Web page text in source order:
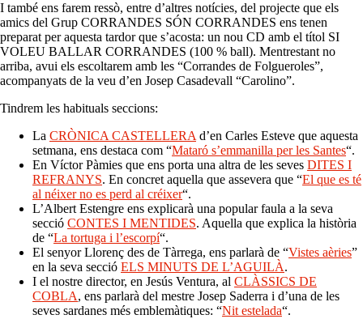
I també ens farem ressò, entre d’altres notícies, del projecte que els
amics del Grup CORRANDES SÓN CORRANDES ens tenen
preparat per aquesta tardor que s’acosta: un nou CD amb el títol SI
VOLEU BALLAR CORRANDES (100 % ball). Mentrestant no
arriba, avui els escoltarem amb les “Corrandes de Folgueroles”,
acompanyats de la veu d’en Josep Casadevall “Carolino”.
Tindrem les habituals seccions:
La CRÒNICA CASTELLERAd’en Carles Esteve que aquesta
setmana, ens destaca com “Mataró s’emmanilla per les Santes“.
En Víctor Pàmies que ens porta una altra de les seves DITES I
REFRANYS. En concret aquella que assevera que “El que es té
al néixer no es perd al créixer“.
L’Albert Estengre ens explicarà una popular faula a la seva
secció CONTES I MENTIDES. Aquella que explica la història
de “La tortuga i l’escorpí“.
El senyor Llorenç des de Tàrrega, ens parlarà de “Vistes aèries”
en la seva secció ELS MINUTS DE L’AGUILÀ.
I el nostre director, en Jesús Ventura, al CLÀSSICS DE
COBLA, ens parlarà del mestre Josep Saderra i d’una de les
seves sardanes més emblemàtiques: “Nit estelada“.